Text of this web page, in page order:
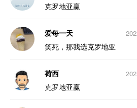
克罗地亚赢
爱每一天
笑死，那我选克罗地亚
荷西
克罗地亚赢